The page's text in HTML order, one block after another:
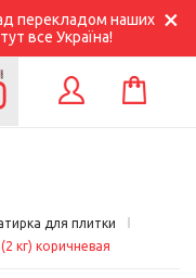
перекладом наших
все Україна!
КОРЗИНА
для плитки
кг) коричневая